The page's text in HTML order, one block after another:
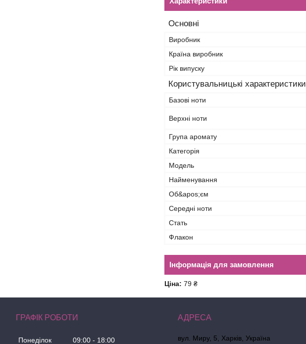
Основні
Виробник
Країна виробник
Рік випуску
Користувальницькі характеристики
Базові ноти
Верхні ноти
Група аромату
Категорія
Мoдель
Найменування
Об&apos;єм
Середні ноти
Стать
Флакон
Інформація для замовлення
Ціна: 79 ₴
ГРАФІК РОБОТИ
Понеділок 09:00 18:00 вул. Миру, 5, Харків, Україна